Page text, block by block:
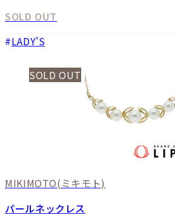
SOLD OUT
LADY'S
SOLD OUT
MIKIMOTO(ミキモト)
パールネックレス